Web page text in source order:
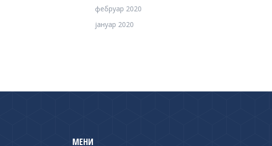
фебруар 2020
јануар 2020
МЕНИ